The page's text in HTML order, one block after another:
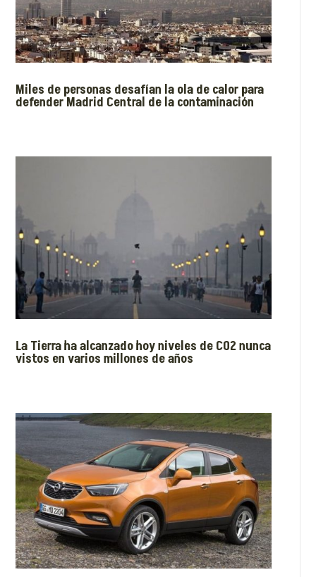
Miles de personas desafían la ola de calor para
defender Madrid Central de la contaminación
La Tierra ha alcanzado hoy niveles de CO2 nunca
vistos en varios millones de años